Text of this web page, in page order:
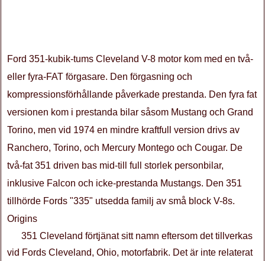
Ford 351-kubik-tums Cleveland V-8 motor kom med en två-
eller fyra-FAT förgasare. Den förgasning och
kompressionsförhållande påverkade prestanda. Den fyra fat
versionen kom i prestanda bilar såsom Mustang och Grand
Torino, men vid 1974 en mindre kraftfull version drivs av
Ranchero, Torino, och Mercury Montego och Cougar. De
två-fat 351 driven bas mid-till full storlek personbilar,
inklusive Falcon och icke-prestanda Mustangs. Den 351
tillhörde Fords "335" utsedda familj av små block V-8s.
Origins
351 Cleveland förtjänat sitt namn eftersom det tillverkas
vid Fords Cleveland, Ohio, motorfabrik. Det är inte relaterat